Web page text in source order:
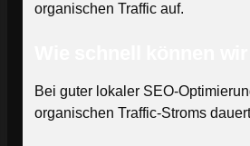
organischen Traffic auf.
Bei guter lokaler SEO-
organischen Traffic-Stroms